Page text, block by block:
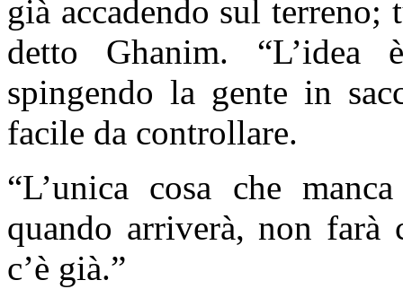
già accadendo sul
detto Ghanim. “L’idea
spingendo la gente in
facile da controllare.
“L’unica cosa che
quando arriverà, non
c’è già.”